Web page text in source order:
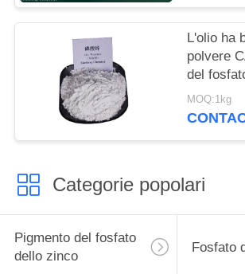
L'olio ha
polvere
del
della
e le
MOQ:1kg
Categorie popolari
Pigmento del fosfato
dello zinco
Fosfato